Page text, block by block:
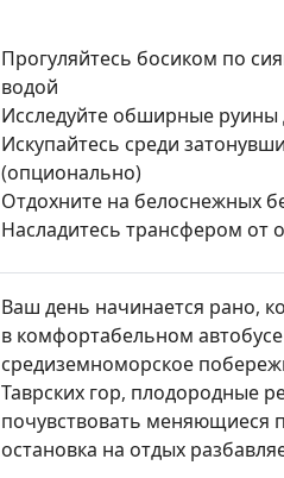
Прогуляйтесь босиком по
водой
Исследуйте обширные руины
Искупайтесь среди
(опционально)
Отдохните на белоснежных
Насладитесь трансфером от
Ваш день начинается рано,
в комфортабельном
средиземноморское
Таврских гор, плодородные
почувствовать меняющиеся
остановка на отдых